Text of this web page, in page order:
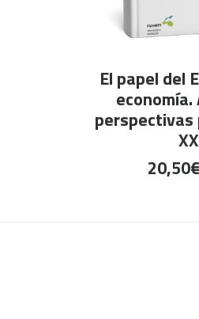
AÑADIR AL
El papel del
perspectivas
20,50€